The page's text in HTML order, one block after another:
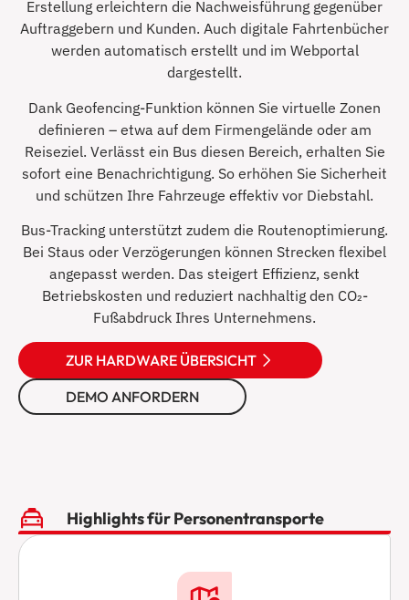
Erstellung erleichtern die Nachweisführung gegenüber
Auftraggebern und Kunden. Auch digitale Fahrtenbücher
werden automatisch erstellt und im Webportal
dargestellt.
Dank Geofencing-Funktion können Sie virtuelle Zonen
definieren – etwa auf dem Firmengelände oder am
Reiseziel. Verlässt ein Bus diesen Bereich, erhalten Sie
sofort eine Benachrichtigung. So erhöhen Sie Sicherheit
und schützen Ihre Fahrzeuge effektiv vor Diebstahl.
Bus-Tracking unterstützt zudem die Routenoptimierung.
Bei Staus oder Verzögerungen können Strecken flexibel
angepasst werden. Das steigert Effizienz, senkt
Betriebskosten und reduziert nachhaltig den CO₂-
Fußabdruck Ihres Unternehmens.
ZUR HARDWARE ÜBERSICHT
DEMO ANFORDERN
Highlights für Personentransporte